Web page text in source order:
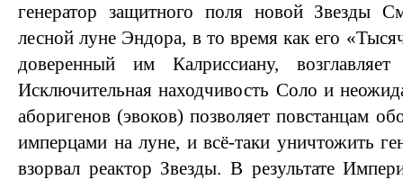
генератор защитного поля новой Звезды
лесной луне Эндора, в то время как его
доверенный им Калриссиану,
Исключительная находчивость Соло и
аборигенов (эвоков) позволяет повстанцам
имперцами на луне, и всё-таки уничтожить
взорвал реактор Звезды. В результате